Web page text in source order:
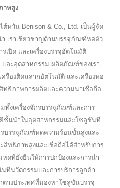
าพสูง
ต้หวัน Benison & Co., Ltd. เป็นผู้จัด
เราเชี่ยวชาญด้านบรรจุภัณฑ์หดตัว
เปิด และเครื่องบรรจุอัตโนมัติ
และอุตสาหกรรม ผลิตภัณฑ์ของเรา
รื่องติดฉลากอัตโนมัติ และเครื่องห่อ
ธิภาพการผลิตและความน่าเชื่อถือ.
ทั้งเครื่องจักรบรรจุภัณฑ์และการ
ชั้นนำในอุตสาหกรรมและโซลูชันที่
รบรรจุภัณฑ์หดความร้อนขั้นสูงและ
ทธิภาพสูงและเชื่อถือได้สำหรับการ
ดที่ยั่งยืนให้การปกป้องและการนำ
ที่นวัตกรรมและการบริการลูกค้า
ต่างประเทศที่มองหาโซลูชันบรรจุ